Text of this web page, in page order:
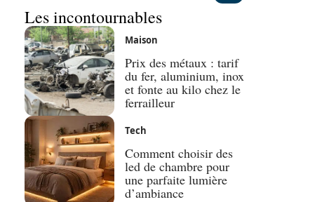
Les incontournables
Maison
Prix des métaux : tarif
du fer, aluminium, inox
et fonte au kilo chez le
ferrailleur
Tech
Comment choisir des
led de chambre pour
une parfaite lumière
d’ambiance